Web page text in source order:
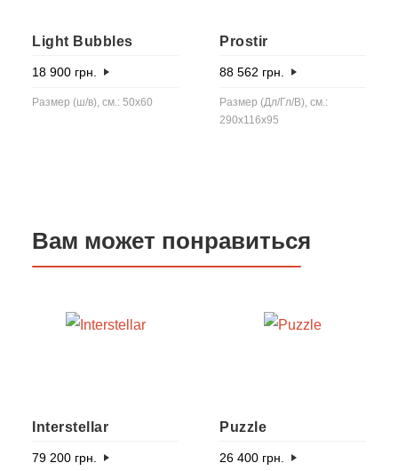
Light Bubbles
18 900 грн.
Размер (ш/в), см.: 50x60
Prostir
88 562 грн.
Размер (Дл/Гл/В), см.:
290x116x95
Вам может понравиться
Interstellar
79 200 грн.
Puzzle
26 400 грн.